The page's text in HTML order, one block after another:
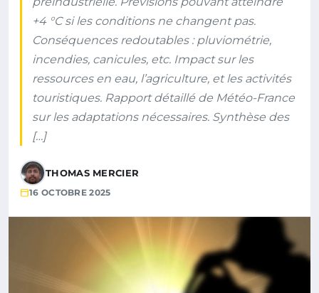
+4 °C si les conditions ne changent pas.
Conséquences redoutables : pluviométrie,
incendies, canicules, etc. Impact sur les
ressources en eau, l’agriculture, et les activités
touristiques. Rapport détaillé de Météo-France
sur les adaptations nécessaires. Synthèse des
[…]
THOMAS MERCIER
16 OCTOBRE 2025